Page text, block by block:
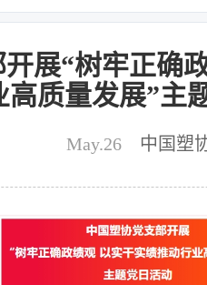
展“树牢正确
高质量发展”主
May.26 中国塑